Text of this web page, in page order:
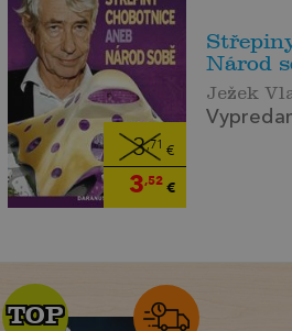
3,71 €
3,52€
Národ
Ježek
TOP
TOP